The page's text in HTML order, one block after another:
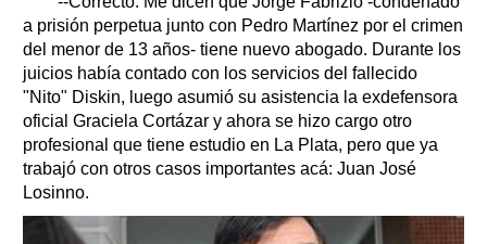
a prisión perpetua junto con Pedro Martínez por el crimen
del menor de 13 años- tiene nuevo abogado. Durante los
juicios había contado con los servicios del fallecido
"Nito" Diskin, luego asumió su asistencia la exdefensora
oficial Graciela Cortázar y ahora se hizo cargo otro
profesional que tiene estudio en La Plata, pero que ya
trabajó con otros casos importantes acá: Juan José
Losinno.